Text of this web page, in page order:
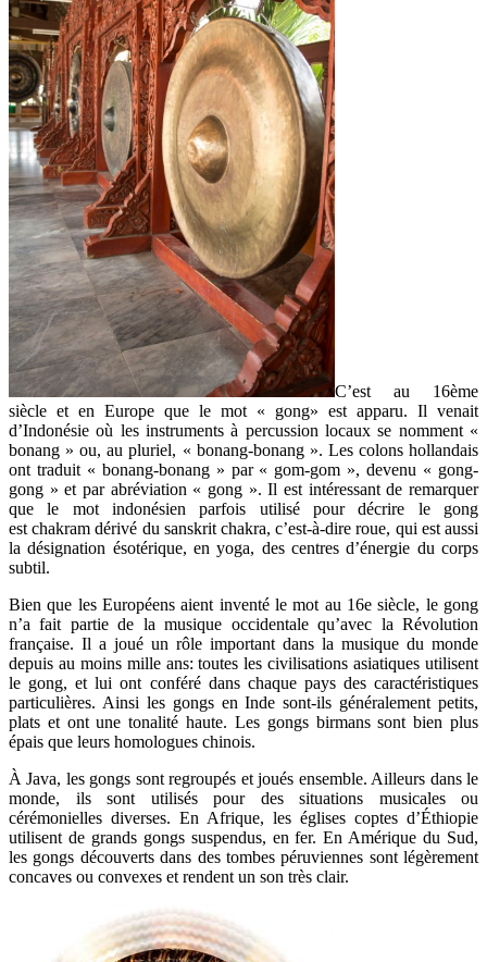
C’est au 16ème
siècle et en Europe que le mot « gong» est apparu. Il venait
d’Indonésie où les instruments à percussion locaux se nomment «
bonang » ou, au pluriel, « bonang-bonang ». Les colons hollandais
ont traduit « bonang-bonang » par « gom-gom », devenu « gong-
gong » et par abréviation « gong ». Il est intéressant de remarquer
que le mot indonésien parfois utilisé pour décrire le gong
est chakram dérivé du sanskrit chakra, c’est-à-dire roue, qui est aussi
la désignation ésotérique, en yoga, des centres d’énergie du corps
subtil.
Bien que les Européens aient inventé le mot au 16e siècle, le gong
n’a fait partie de la musique occidentale qu’avec la Révolution
française. Il a joué un rôle important dans la musique du monde
depuis au moins mille ans: toutes les civilisations asiatiques utilisent
le gong, et lui ont conféré dans chaque pays des caractéristiques
particulières. Ainsi les gongs en Inde sont-ils généralement petits,
plats et ont une tonalité haute. Les gongs birmans sont bien plus
épais que leurs homologues chinois.
À Java, les gongs sont regroupés et joués ensemble. Ailleurs dans le
monde, ils sont utilisés pour des situations musicales ou
cérémonielles diverses. En Afrique, les églises coptes d’Éthiopie
utilisent de grands gongs suspendus, en fer. En Amérique du Sud,
les gongs découverts dans des tombes péruviennes sont légèrement
concaves ou convexes et rendent un son très clair.